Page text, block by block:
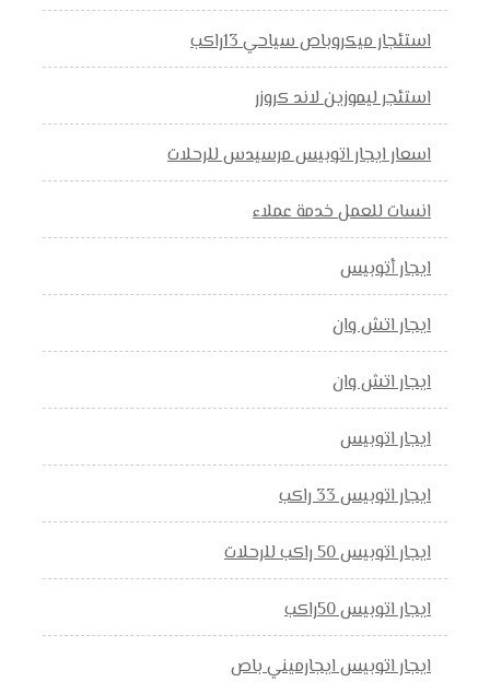
استئجار ميكروباص سياحي 13راكب
استئجر ليموزين لاند كروزر
اسعار ايجار اتوبيس مرسيدس للرحلات
انسات للعمل خدمة عملاء
ايجار أتوبيس
ايجار اتش وان
ايجار اتش وان
ايجار اتوبيس
ايجار اتوبيس 33 راكب
ايجار اتوبيس 50 راكب للرحلات
ايجار اتوبيس 50راكب
ايجار اتوبيس ايجارميني باص